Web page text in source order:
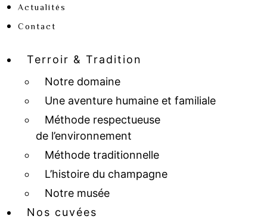
Actualités
Contact
Terroir & Tradition
Notre domaine
Une aventure humaine et familiale
Méthode respectueuse
de l’environnement
Méthode traditionnelle
L’histoire du champagne
Notre musée
Nos cuvées